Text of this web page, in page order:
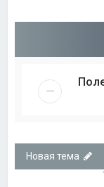
Новая тема